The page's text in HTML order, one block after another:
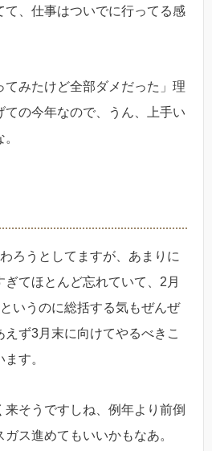
て、仕事はついでに行ってる感
てみたけど全部ダメだった」理
ての今年なので、うん、上手い
ろうとしてますが、あまりに
てほとんど忘れていて、2月
いうのに総括する気もぜんぜ
ず3月末に向けてやるべきこ
す。
そうですしね、例年より前倒
ス進めてもいいかもなあ。